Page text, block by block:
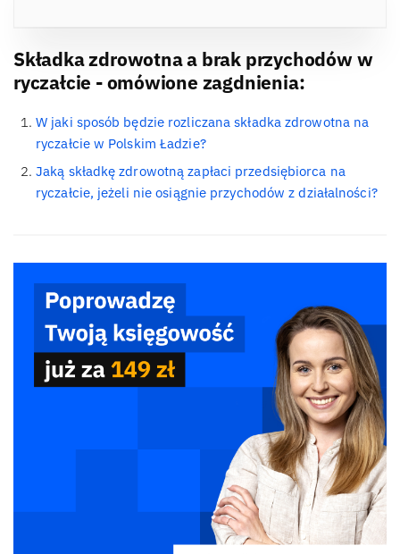
Składka zdrowotna a brak przychodów w
ryczałcie - omówione zagdnienia:
W jaki sposób będzie rozliczana składka zdrowotna na
ryczałcie w Polskim Ładzie?
Jaką składkę zdrowotną zapłaci przedsiębiorca na
ryczałcie, jeżeli nie osiągnie przychodów z działalności?